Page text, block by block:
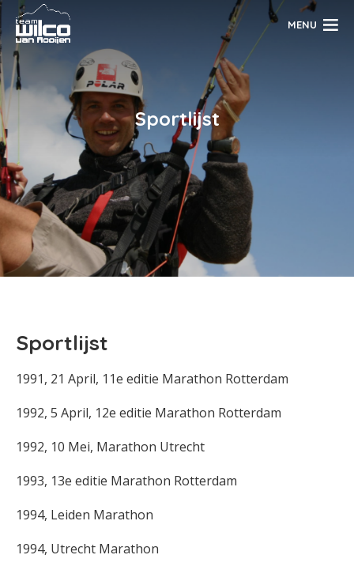
MENU
Sportlijst
Sportlijst
1991, 21 April, 11e editie Marathon Rotterdam
1992, 5 April, 12e editie Marathon Rotterdam
1992, 10 Mei, Marathon Utrecht
1993, 13e editie Marathon Rotterdam
1994, Leiden Marathon
1994, Utrecht Marathon